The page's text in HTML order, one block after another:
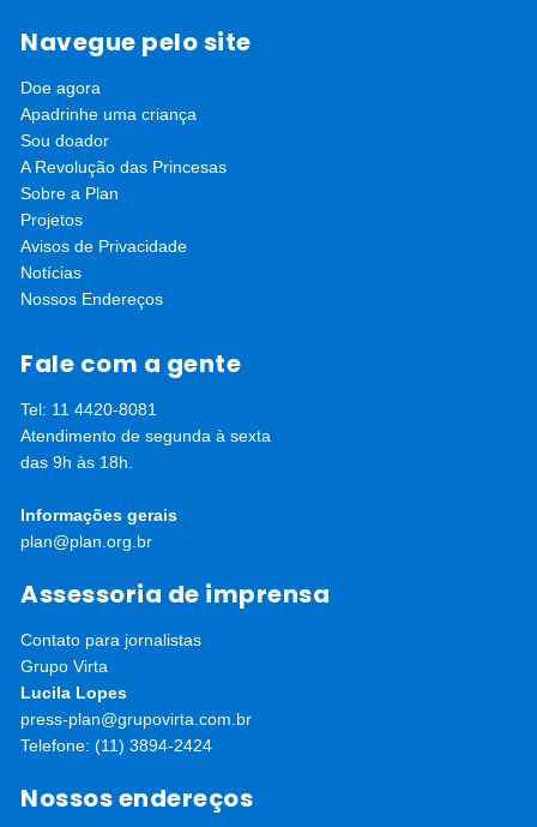
Geografia e Estatística (IBGE) revelou as mulheres
representam 15% da Câmara dos Deputados (e serão 17,7% a
Assembleias Legislativas. De acordo com dados da União
Interparlamentar, que reúne os parlamentos dos 190 países
ligados à ONU, o Brasil está na 142ª posição quando
considerada a participação de mulheres nos congressos
nacionais. A Argentina, por exemplo, ficou em 20º lugar. É a
menor proporção da América Latina, na frente apenas do Haiti.
Há especialistas que preferem chamar o panorama de
“exclusão”, ao invés de “baixa representatividade”
Navegue pelo site
Doe agora
Apadrinhe uma criança
Sou doador
A Revolução das Princesas
Sobre a Plan
Projetos
Avisos de Privacidade
Notícias
Nossos Endereços
Fale com a gente
Tel: 11 4420-8081
Atendimento de segunda à sexta
das 9h às 18h.
Informações gerais
plan@plan.org.br
Assessoria de imprensa
Contato para jornalistas
Grupo Virta
Lucila Lopes
press-plan@grupovirta.com.br
Telefone: (11) 3894-2424
Nossos endereços